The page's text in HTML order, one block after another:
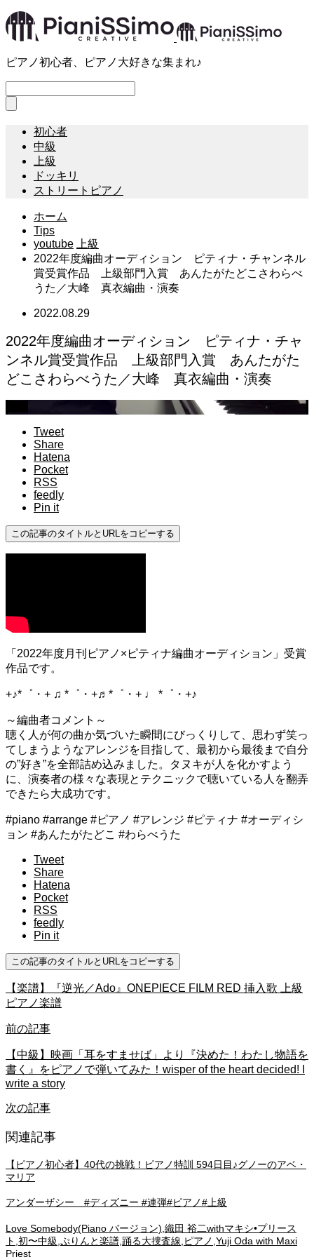
ピアノ初心者、ピアノ大好きな集まれ♪
初心者
中級
上級
ドッキリ
ストリートピアノ
ホーム
Tips
youtube
上級
2022年度編曲オーディション ピティナ・チャンネル
賞受賞作品 上級部門入賞 あんたがたどこさわらべ
うた／大峰 真衣編曲・演奏
2022.08.29
2022年度編曲オーディション ピティナ・チャ
ンネル賞受賞作品 上級部門入賞 あんたがた
どこさわらべうた／大峰 真衣編曲・演奏
Tweet
Share
Hatena
Pocket
RSS
feedly
Pin it
この記事のタイトルとURLをコピーする
「2022年度月刊ピアノ×ピティナ編曲オーディション」受賞
作品です。
+♪*゜・+ ♫ *゜・+♬*゜・+ ♩ *゜・+♪
～編曲者コメント～
聴く人が何の曲か気づいた瞬間にびっくりして、思わず笑っ
てしまうようなアレンジを目指して、最初から最後まで自分
の”好き”を全部詰め込みました。タヌキが人を化かすよう
に、演奏者の様々な表現とテクニックで聴いている人を翻弄
できたら大成功です。
#piano #arrange #ピアノ #アレンジ #ピティナ #オーディシ
ョン #あんたがたどこ #わらべうた
Tweet
Share
Hatena
Pocket
RSS
feedly
Pin it
この記事のタイトルとURLをコピーする
【楽譜】『逆光／Ado』ONEPIECE FILM RED 挿入歌 上級
ピアノ楽譜
前の記事
【中級】映画「耳をすませば」より『決めた！わたし物語を
書く』をピアノで弾いてみた！wisper of the heart decided! I
write a story
次の記事
関連記事
【ピアノ初心者】40代の挑戦！ピアノ特訓 594日目♪グノーのアベ・
マリア
アンダーザシー #ディズニー #連弾#ピアノ#上級
Love Somebody(Piano バージョン),織田 裕二withマキシ•プリース
ト,初〜中級,ぷりんと楽譜,踊る大捜査線,ピアノ,Yuji Oda with Maxi
Priest